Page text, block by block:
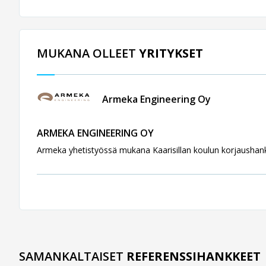
MUKANA OLLEET YRITYKSET
Armeka Engineering Oy
ARMEKA ENGINEERING OY
Armeka yhetistyössä mukana Kaarisillan koulun
SAMANKALTAISET REFERENSSIHANKKEET